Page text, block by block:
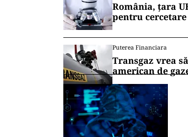
România, țara
pentru
Puterea Financiara
Transgaz vrea
american de